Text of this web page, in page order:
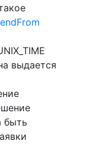
выдается
быть